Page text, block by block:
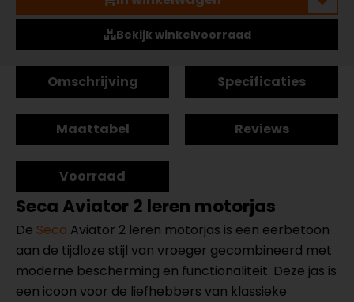
Bekijk winkelvoorraad
Omschrijving Specificaties
Maattabel Reviews
Voorraad
Seca Aviator 2 leren motorjas
De Seca Aviator 2 leren motorjas is een eerbetoon
aan de tijdloze stijl van vroeger gecombineerd met
moderne bescherming en functionaliteit. Deze jas is
een icoon voor de liefhebbers van klassieke